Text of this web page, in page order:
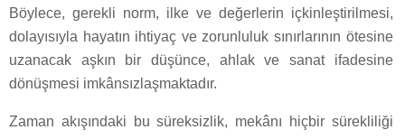
Böylece, gerekli norm, ilke ve değerlerin içkinleştirilmesi,
dolayısıyla hayatın ihtiyaç ve zorunluluk sınırlarının ötesine
uzanacak aşkın bir düşünce, ahlak ve sanat ifadesine
dönüşmesi imkânsızlaşmaktadır.
Zaman akışındaki bu süreksizlik, mekânı hiçbir sürekliliği